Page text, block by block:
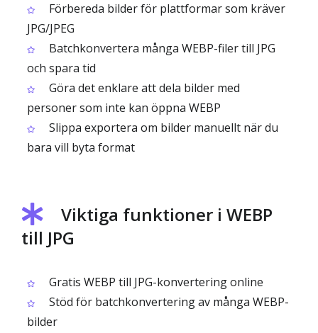
Förbereda bilder för plattformar som kräver
JPG/JPEG
Batchkonvertera många WEBP-filer till JPG
och spara tid
Göra det enklare att dela bilder med
personer som inte kan öppna WEBP
Slippa exportera om bilder manuellt när du
bara vill byta format
Viktiga funktioner i WEBP
till JPG
Gratis WEBP till JPG-konvertering online
Stöd för batchkonvertering av många WEBP-
bilder